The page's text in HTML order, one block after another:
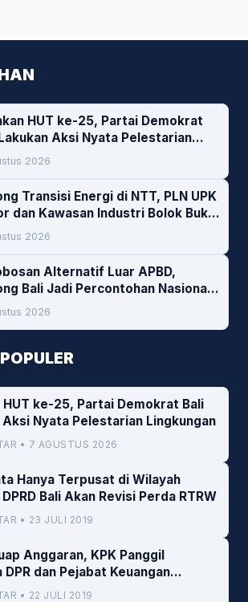
HUT ke-25, Partai Demokrat
Aksi Nyata Pelestarian
2026
Transisi Energi di NTT, PLN UPK
dan Kawasan Industri Bolok Buka
Investasi Woodchip untuk
PLTU Bolok
2026
Alternatif Luar APBD,
Bali Jadi Percontohan Nasional
Daerah
2026
HUT ke-25, Partai Demokrat Bali
Aksi Nyata Pelestarian Lingkungan
• 7 AGUSTUS 2026
Hanya Terpusat di Wilayah
Bali Akan Revisi Perda RTRW
• 23 JULI 2019
Anggaran, KPK Panggil
dan Pejabat Keuangan
• 22 JULI 2019